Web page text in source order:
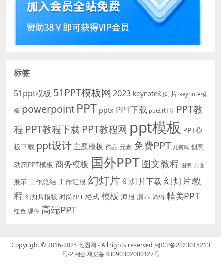
标签
51ppt模板 51PPT模板网 2023 keynote幻灯片 keynote模
板 powerpoint PPT pptx PPT下载 ppt幻灯片 PPT教
程 PPT教程下载 PPT教程网 ppt模板 PPT模
板下载 ppt设计 主题模板 作品 元素 免费PPT 几何风 创意
动态PPT模板 商务模板 国外PPT图文教程 图表 封面
展示 工作总结 工作汇报 幻灯片 幻灯片下载 幻灯片教
程 幻灯片模板 时尚PPT 格式 模板 海报 演示 简约 精美PPT
红色 课件 高端PPT
Copyright © 2016-2025七图网 - All rights reserved 湘ICP备2023015213
号-2湘公网安备 43090302000127号